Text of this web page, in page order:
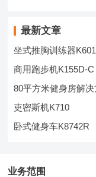
最新文章
坐式推胸训练器K601
商用跑步机K155D-C
80平方米健身房解决
吏密斯机K710
卧式健身车K8742R
业务范围